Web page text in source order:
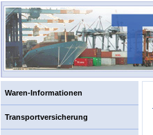
Waren-Informationen
Transportversicherung